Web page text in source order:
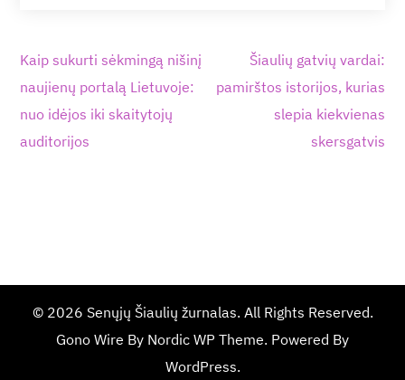
Navigacija
tarp
įrašų
Kaip sukurti sėkmingą nišinį
naujienų portalą Lietuvoje:
nuo idėjos iki skaitytojų
auditorijos
Šiaulių gatvių vardai:
pamirštos istorijos, kurias
slepia kiekvienas
skersgatvis
© 2026 Senųjų Šiaulių žurnalas. All Rights Reserved.
Gono Wire By Nordic WP Theme. Powered By
WordPress.